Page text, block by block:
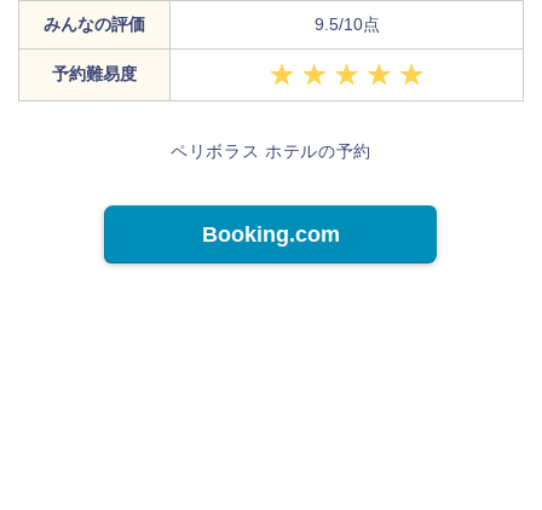
みんなの評価 9.5/10点
予約難易度
ペリボラス ホテルの予約
Booking.com